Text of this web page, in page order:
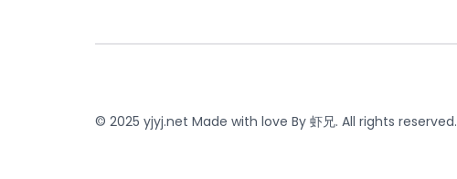
© 2025 yjyj.net Made with love By 虾兄. All rights reserved.